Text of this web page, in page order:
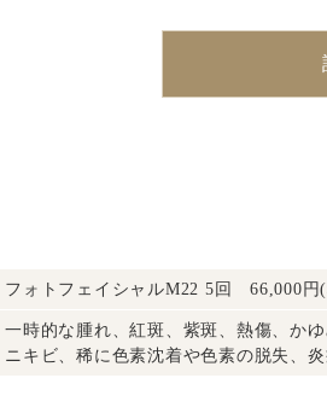
フォトフェイシャルM22 5回 66,000
一時的な腫れ、紅斑、紫斑、熱傷、か
ニキビ、稀に色素沈着や色素の脱失、